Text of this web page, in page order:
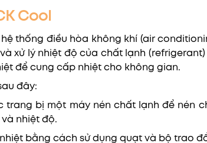
Cool
thống điều hòa không khí (air
xử lý nhiệt độ của chất lạnh
để cung cấp nhiệt cho không gian.
đây:
trang bị một máy nén chất lạnh để nén
nhiệt độ.
bằng cách sử dụng quạt và bộ trao